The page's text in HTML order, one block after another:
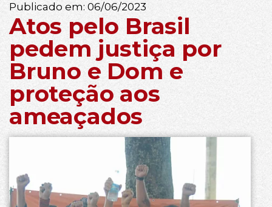
Publicado em: 06/06/2023
Atos pelo Brasil
pedem justiça por
Bruno e Dom e
proteção aos
ameaçados